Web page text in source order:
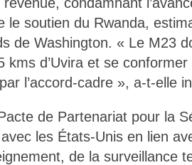
le soutien du Rwanda,
de Washington. « Le M23
kms d’Uvira et se conformer
l’accord-cadre », a-t-elle
de Partenariat pour la
les États-Unis en lien
de la surveillance